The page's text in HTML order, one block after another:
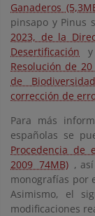
Ganaderos
pinsapo y Pinus
2023, de la
Desertificación y
Resolución de
de
corrección de
Para más
españolas se
Procedencia de
2009 74MB) ,
monografías por
Asimismo, el
modificaciones